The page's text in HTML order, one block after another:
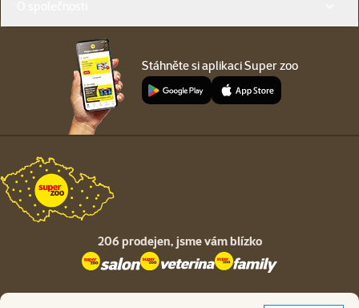
Stáhněte si aplikaci Super zoo
206 prodejen, jsme vám blízko